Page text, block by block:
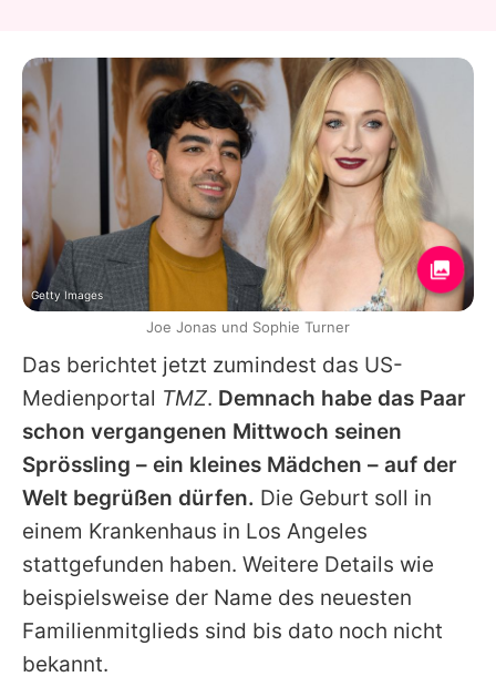
Das berichtet jetzt zumindest das US-
Medienportal TMZ. Demnach habe das Paar
schon vergangenen Mittwoch seinen
Sprössling – ein kleines Mädchen – auf der
Welt begrüßen dürfen. Die Geburt soll in
einem Krankenhaus in Los Angeles
stattgefunden haben. Weitere Details wie
beispielsweise der Name des neuesten
Familienmitglieds sind bis dato noch nicht
bekannt.
Getty Images
Joe Jonas und Sophie Turner